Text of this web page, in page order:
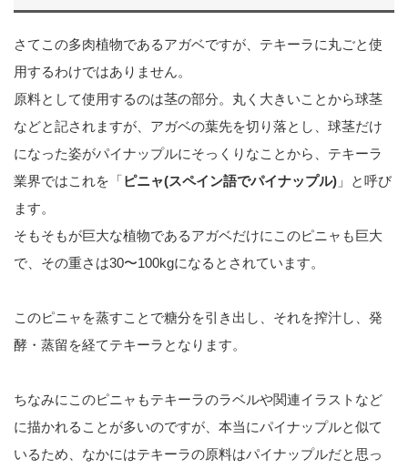
さてこの多肉植物であるアガベですが、テキーラに丸ごと使
用するわけではありません。
原料として使用するのは茎の部分。丸く大きいことから球茎
などと記されますが、アガベの葉先を切り落とし、球茎だけ
になった姿がパイナップルにそっくりなことから、テキーラ
業界ではこれを「ピニャ(スペイン語でパイナップル) 」と呼び
ます。
そもそもが巨大な植物であるアガベだけにこのピニャも巨大
で、その重さは30〜100kgになるとされています。
このピニャを蒸すことで糖分を引き出し、それを搾汁し、発
酵・蒸留を経てテキーラとなります。
ちなみにこのピニャもテキーラのラベルや関連イラストなど
に描かれることが多いのですが、本当にパイナップルと似て
いるため、なかにはテキーラの原料はパイナップルだと思っ